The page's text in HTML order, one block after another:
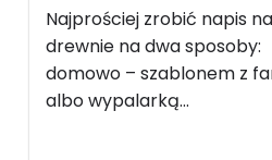
Najprościej zrobić napis na
drewnie na dwa sposoby:
domowo – szablonem z
albo wypalarką...